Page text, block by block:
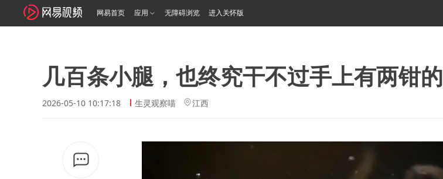
网易首页 应用 无障碍浏览 进入关怀版
几百条小腿，也终究干不过手上有两钳的
2026-05-10 10:17:18 生灵观察喵 江西